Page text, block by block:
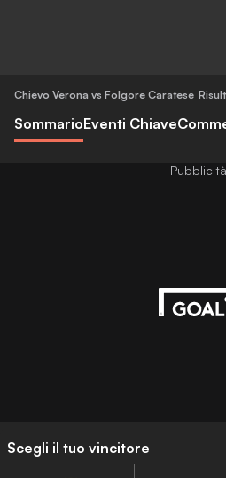
Chievo Verona vs Folgore Caratese
SommarioEventi Chiave
Scegli il tuo vincitore
Pubblicità